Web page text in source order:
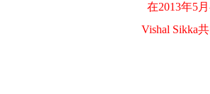
在2013年5
Vishal Sikka